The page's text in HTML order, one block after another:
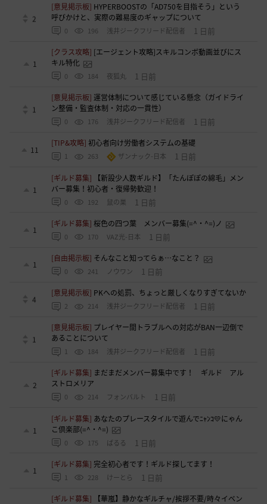
2
[意見掲示板] HYPERBOOSTの「AD750を目指そう」という
呼びかけと、実際の難易度のギャップについて
0 196 浅井ジークフリード配信者 1 日前
1
[クラス攻略] [エージェント攻略]スキルコンボ動画並びにス
キル特化
0 184 夜狐丸 1 日前
1
[意見掲示板]運営体制について感じている懸念（ガイドライ
ン整備・監査体制・対応の一貫性）
0 176 浅井ジークフリード配信者 1 日前
11
[TIP&攻略]初心者向け労働者システムの基礎
1 263 ザンナック-日本 1 日前
1
[ギルド募集]
【新設少人数ギルド】「たんぽぽの綿毛」メン
バー募集！初心者・復帰勢歓迎！
0 192 鼠の巣 1 日前
1
[ギルド募集]桜色の四つ葉 メンバー募集(=^・^=)ノ
0 170 VAZ光-日本 1 日前
1
[自由掲示板] そんなこと知ってらぁ…なこと？
0 241 ノウワン 1 日前
4
[意見掲示板] PKへの処罰、ちょっと厳しくなりすぎてないか
2 214 浅井ジークフリード配信者 1 日前
1
[意見掲示板] プレイヤー間トラブルへの対応がBAN一辺倒で
あることについて
1 184 浅井ジークフリード配信者 1 日前
2
[ギルド募集] まだまだメンバー募集中です！ ギルド アル
ストロメリア
0 214 フォンバルト 1 日前
1
[ギルド募集] あなたのプレースタイルで遊んでﾆｬﾝｺ💛にゃん
こ倶楽部(=^・^=)
0 175 ぱるる 1 日前
1
[ギルド募集] 完全初心者です！ギルド探してます！
1 228 けーとら 1 日前
[ギルド募集]
【華嵐】静かなギルチャ/挨拶不要/時々イベン